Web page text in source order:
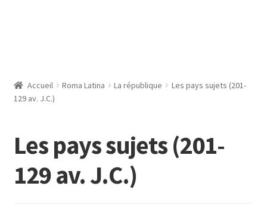
Accueil Roma Latina La république
Les pays sujets (201-
129 av. J.C.)
Les pays sujets (201-
129 av. J.C.)